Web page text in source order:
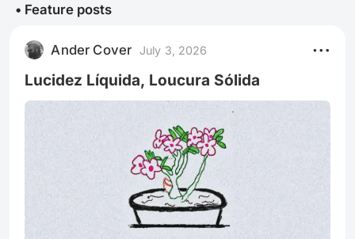
• Feature posts
Ander Cover July 3, 2026
Lucidez Líquida, Loucura Sólida